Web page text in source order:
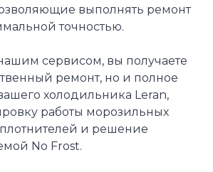
выполнять ремонт
точностью.
сервисом, вы получаете
ремонт, но и полное
холодильника Leran,
работы морозильных
и решение
No Frost.